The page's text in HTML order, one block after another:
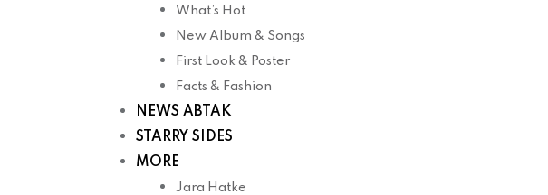
What’s Hot
New Album & Songs
First Look & Poster
Facts & Fashion
NEWS ABTAK
STARRY SIDES
MORE
Jara Hatke